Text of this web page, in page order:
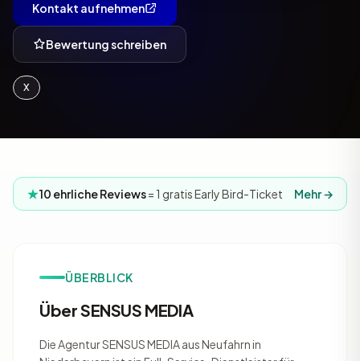
Kontakt aufnehmen
Bewertung schreiben
X
10 ehrliche Reviews= 1 gratis Early Bird-Ticket Mehr →
ÜBERBLICK
Über SENSUS MEDIA
Die Agentur SENSUS MEDIA aus Neufahrn in